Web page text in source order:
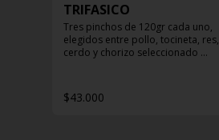
TRIFASICO
Tres pinchos de 120gr cada uno,
elegidos entre pollo, tocineta, res,
cerdo y chorizo seleccionado
$43.000